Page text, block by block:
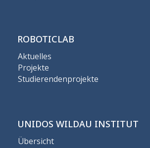
ROBOTICLAB
Aktuelles
Projekte
Studierendenprojekte
UNIDOS WILDAU INSTITUT
Übersicht